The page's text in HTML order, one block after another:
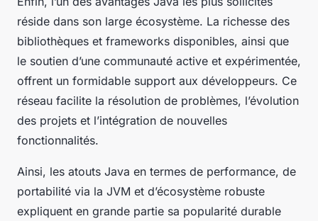
réside dans son large écosystème. La richesse des
bibliothèques et frameworks disponibles, ainsi que
le soutien d’une communauté active et expérimentée,
offrent un formidable support aux développeurs. Ce
réseau facilite la résolution de problèmes, l’évolution
des projets et l’intégration de nouvelles
fonctionnalités.
Ainsi, les atouts Java en termes de performance, de
portabilité via la JVM et d’écosystème robuste
expliquent en grande partie sa popularité durable